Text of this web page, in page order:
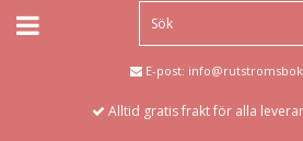
E-post:
Alltid gratis frakt för alla